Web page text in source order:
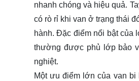
nhanh chóng và hiệu quả.
có rò rỉ khi van ở trạng thái
hành. Đặc điểm nổi bật của
thường được phủ lớp bảo
nghiệt.
Một ưu điểm lớn của van